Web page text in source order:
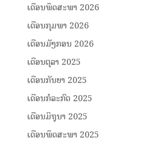
ເດືອນພຶດສະພາ 2026
ເດືອນກຸມພາ 2026
ເດືອນມັງກອນ 2026
ເດືອນຕຸລາ 2025
ເດືອນກັນຍາ 2025
ເດືອນກໍລະກົດ 2025
ເດືອນມິຖຸນາ 2025
ເດືອນພຶດສະພາ 2025